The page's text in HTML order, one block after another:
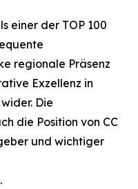
einer der TOP 100
regionale Präsenz
Exzellenz in
Die
die Position von CC
und wichtiger